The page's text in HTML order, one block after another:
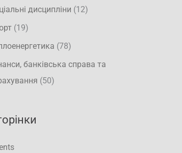
дисципліни (12)
(19)
(78)
банківська справа та
(50)